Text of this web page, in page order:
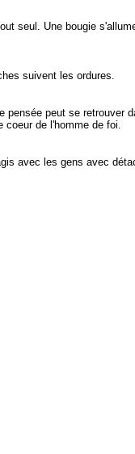
seul. Une bougie
suivent les ordures.
peut se retrouver
coeur de l'homme de foi.
avec les gens avec